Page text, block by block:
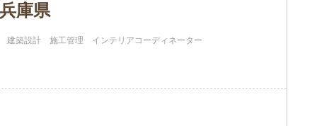
庫県
建築設計 施工管理 インテリアコーディネーター